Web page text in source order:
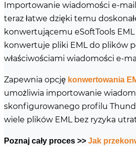
Importowanie wiadomości e-
teraz łatwe dzięki temu
konwertującemu eSoftTools
konwertuje pliki EML do plików
właściwościami wiadomości e-
Zapewnia opcję konwertowania
umożliwia importowanie
skonfigurowanego profilu
wiele plików EML bez ryzyka
Poznaj cały proces >> Jak